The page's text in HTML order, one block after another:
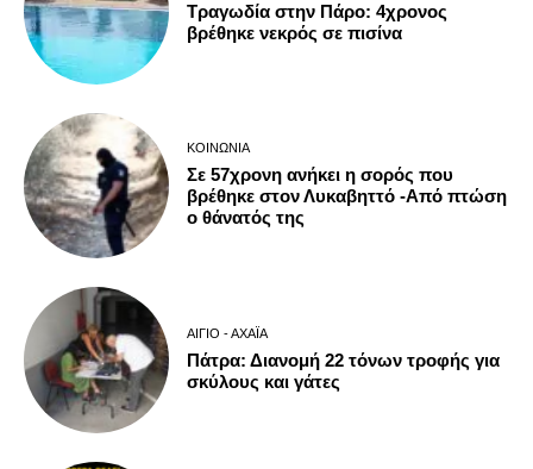
Τραγωδία στην Πάρο: 4χρονος
βρέθηκε νεκρός σε πισίνα
ΚΟΙΝΩΝΊΑ
Σε 57χρονη ανήκει η σορός που
βρέθηκε στον Λυκαβηττό -Από πτώση
ο θάνατός της
ΑΊΓΙΟ - ΑΧΑΪ́Α
Πάτρα: Διανομή 22 τόνων τροφής για
σκύλους και γάτες